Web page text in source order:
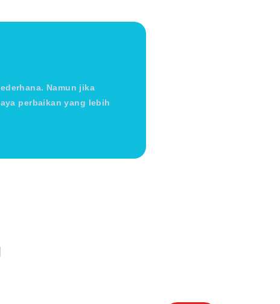
Namun jika
perbaikan yang lebih